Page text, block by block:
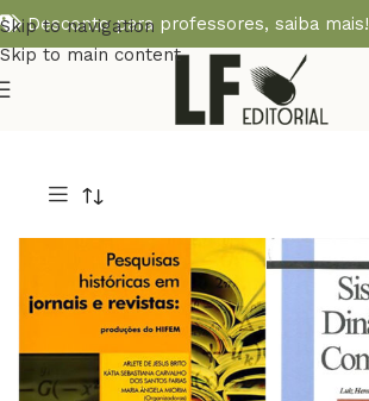
Skip to navigation
Skip to main content
Desconto para professores, saiba mais!